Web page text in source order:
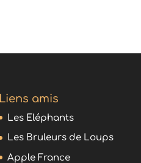
Liens amis
Les Eléphants
Les Bruleurs de Loups
Apple France